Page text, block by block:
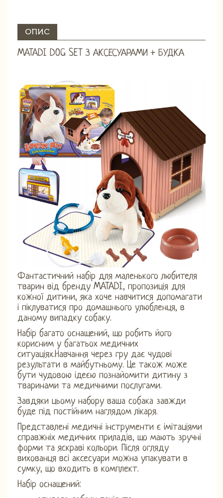
ОПИС
MATADI DOG SET З АКСЕСУАРАМИ + БУДКА
Фантастичний набір для маленького любителя
тварин від бренду MATADI, пропозиція для
кожної дитини, яка хоче навчитися допомагати
і піклуватися про домашнього улюбленця, в
даному випадку собаку.
Набір багато оснащений, що робить його
корисним у багатьох медичних
ситуаціях.Навчання через гру дає чудові
результати в майбутньому. Це також може
бути чудовою ідеєю познайомити дитину з
тваринами та медичними послугами.
Завдяки цьому набору ваша собака завжди
буде під постійним наглядом лікаря.
Представлені медичні інструменти є імітаціями
справжніх медичних приладів, що мають зручні
форми та яскраві кольори. Після огляду
вихованця всі аксесуари можна упакувати в
сумку, що входить в комплект.
Набір оснащений: